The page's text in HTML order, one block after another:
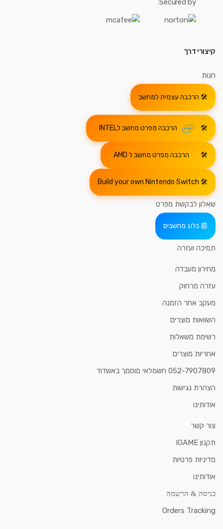
Secured by:
קיצורי דרך
חנות
הרכבה עצמית למחשב
הרכבה מפרט מחשב לINTEL
הרכבה מפרט מחשב ל AMD
Build your own Nintendo Switch
שאלון לבקשת מפרט
בלוג מחשבים
תמיכה ועזרה
מחירון מעבדה
עזרה מרחוק
מעקב אחר הזמנה
השוואות מוצרים
רשימת משאלות
אחריות מוצרים
052-7907809 חשמלאי מוסמך באשדוד
הצהרת נגישות
אודותינו
צור קשר
תקנון IGAME
מדיניות פרטיות
אודותינו
כניסה & הרשמה
Orders Tracking